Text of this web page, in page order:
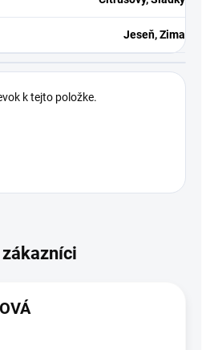
Jeseň, Zima
k tejto položke.